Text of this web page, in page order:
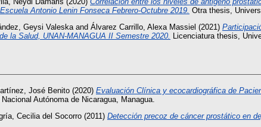
Antonio Lenin Fonseca Febrero-Octubre 2019. Otra thesis,
Geysi Valeska and Álvarez Carrillo, Alexa Massiel (2021)
la Salud, UNAN-MANAGUA II Semestre 2020.
Licenciatura thesis,
José Benito (2020) Evaluación Clínica y ecocardiográfica de
Autónoma de Nicaragua, Managua.
Cecilia del Socorro (2011) Detección precoz de cáncer prostático en